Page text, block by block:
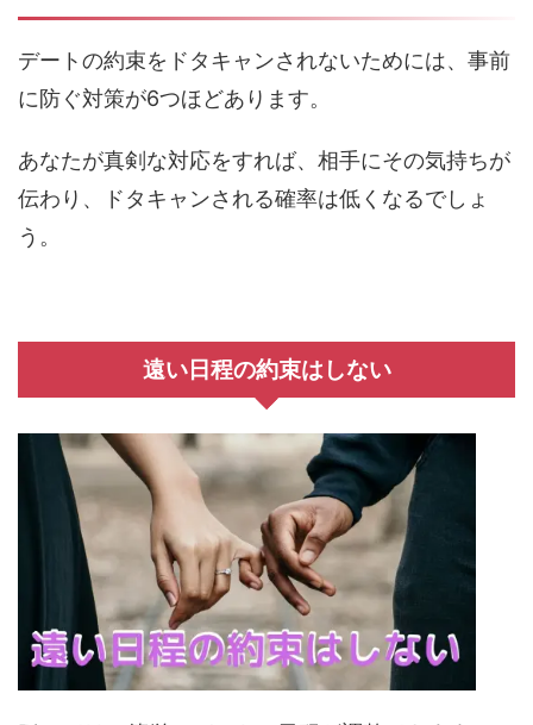
デートの約束をドタキャンされないためには、事前
に防ぐ対策が6つほどあります。
あなたが真剣な対応をすれば、相手にその気持ちが
伝わり、ドタキャンされる確率は低くなるでしょ
う。
遠い日程の約束はしない